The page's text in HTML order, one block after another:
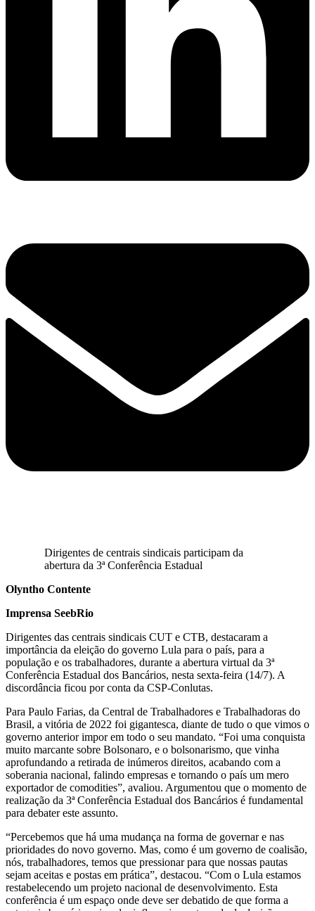
Dirigentes de centrais sindicais participam da
abertura da 3ª Conferência Estadual
Olyntho Contente
Imprensa SeebRio
Dirigentes das centrais sindicais CUT e CTB, destacaram a
importância da eleição do governo Lula para o país, para a
população e os trabalhadores, durante a abertura virtual da 3ª
Conferência Estadual dos Bancários, nesta sexta-feira (14/7). A
discordância ficou por conta da CSP-Conlutas.
Para Paulo Farias, da Central de Trabalhadores e Trabalhadoras do
Brasil, a vitória de 2022 foi gigantesca, diante de tudo o que vimos o
governo anterior impor em todo o seu mandato. “Foi uma conquista
muito marcante sobre Bolsonaro, e o bolsonarismo, que vinha
aprofundando a retirada de inúmeros direitos, acabando com a
soberania nacional, falindo empresas e tornando o país um mero
exportador de comodities”, avaliou. Argumentou que o momento de
realização da 3ª Conferência Estadual dos Bancários é fundamental
para debater este assunto.
“Percebemos que há uma mudança na forma de governar e nas
prioridades do novo governo. Mas, como é um governo de coalisão,
nós, trabalhadores, temos que pressionar para que nossas pautas
sejam aceitas e postas em prática”, destacou. “Com o Lula estamos
restabelecendo um projeto nacional de desenvolvimento. Esta
conferência é um espaço onde deve ser debatido de que forma a